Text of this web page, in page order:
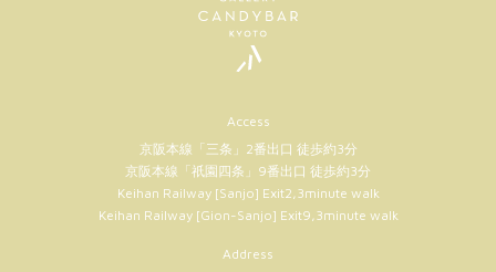
Access
京阪本線「三条」2番出口 徒歩約3分
京阪本線「祇園四条」9番出口 徒歩約3分
Keihan Railway [Sanjo] Exit2,3minute walk
Keihan Railway [Gion-Sanjo] Exit9,3minute walk
Address